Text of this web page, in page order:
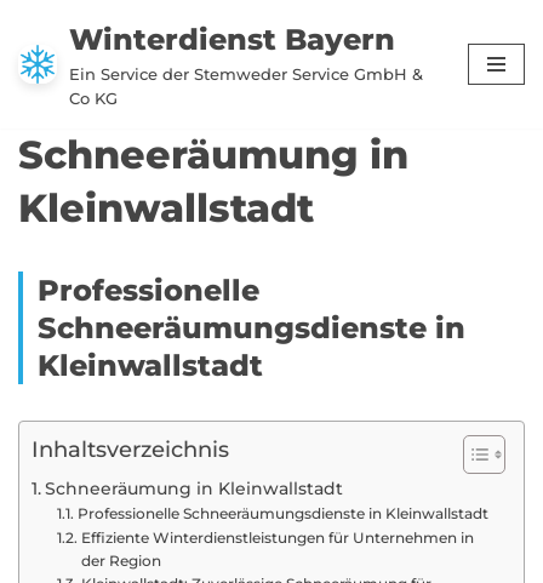
Zum
Inhalt
Winterdienst Bayern
Ein Service der Stemweder Service GmbH &
Co KG
Schneeräumung in
Kleinwallstadt
Professionelle
Schneeräumungsdienste in
Kleinwallstadt
Inhaltsverzeichnis
Schneeräumung in Kleinwallstadt
Professionelle Schneeräumungsdienste in Kleinwallstadt
Effiziente Winterdienstleistungen für Unternehmen in
der Region